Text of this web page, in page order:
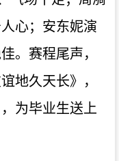
心；安东妮演
。赛程尾声，
地久天长》，
为毕业生送上